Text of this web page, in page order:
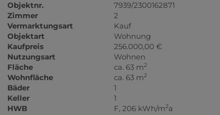
Objektnr.
7939/2300162871
Zimmer
2
Vermarktungsart
Kauf
Objektart
Wohnung
Kaufpreis
256.000,00 €
Nutzungsart
Wohnen
Fläche
ca. 63 m2
Wohnfläche ca. 63 m2
Bäder
1
Keller
1
HWB
F, 206 kWh/m2a